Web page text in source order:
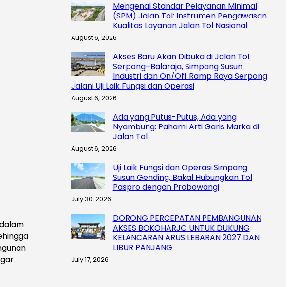
Mengenal Standar Pelayanan Minimal
(SPM) Jalan Tol: Instrumen Pengawasan
Kualitas Layanan Jalan Tol Nasional
August 6, 2026
Akses Baru Akan Dibuka di Jalan Tol
Serpong–Balaraja, Simpang Susun
Industri dan On/Off Ramp Raya Serpong
Jalani Uji Laik Fungsi dan Operasi
August 6, 2026
Ada yang Putus-Putus, Ada yang
Nyambung: Pahami Arti Garis Marka di
Jalan Tol
August 6, 2026
Uji Laik Fungsi dan Operasi Simpang
Susun Gending, Bakal Hubungkan Tol
Paspro dengan Probowangi
July 30, 2026
DORONG PERCEPATAN PEMBANGUNAN
AKSES BOKOHARJO UNTUK DUKUNG
KELANCARAN ARUS LEBARAN 2027 DAN
LIBUR PANJANG
July 17, 2026